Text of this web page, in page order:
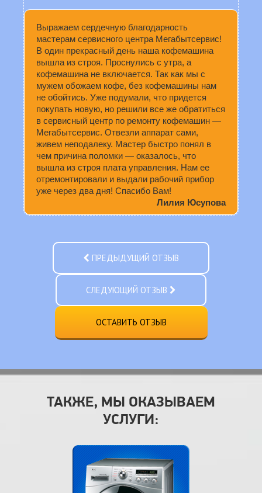
Выражаем сердечную благодарность
мастерам сервисного центра Мегабытсервис!
В один прекрасный день наша кофемашина
вышла из строя. Проснулись с утра, а
кофемашина не включается. Так как мы с
мужем обожаем кофе, без кофемашины нам
не обойтись. Уже подумали, что придется
покупать новую, но решили все же обратиться
в сервисный центр по ремонту кофемашин —
Мегабытсервис. Отвезли аппарат сами,
живем неподалеку. Мастер быстро понял в
чем причина поломки — оказалось, что
вышла из строя плата управления. Нам ее
отремонтировали и выдали рабочий прибор
уже через два дня! Спасибо Вам!
Лилия Юсупова
ПРЕДЫДУЩИЙ ОТЗЫВ
СЛЕДУЮЩИЙ ОТЗЫВ
ОСТАВИТЬ ОТЗЫВ
ТАКЖЕ, МЫ ОКАЗЫВАЕМ
УСЛУГИ: